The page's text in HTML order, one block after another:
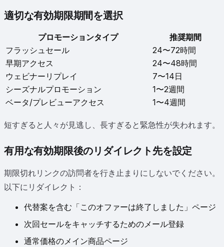
適切な有効期限期間を選択
プロモーションタイプ
推奨期間
フラッシュセール
24〜72時間
早期アクセス
24〜48時間
ウェビナーリプレイ
7〜14日
シーズナルプロモーション
1〜2週間
ベータ/プレビューアクセス
1〜4週間
短すぎると人々が見逃し、長すぎると緊急性が失われます。
有用な有効期限後のリダイレクト先を設定
期限切れリンクの訪問者を行き止まりにしないでください。
以下にリダイレクト：
代替案を含む「このオファーは終了しました」ページ
次回セールをキャッチするためのメール登録
通常価格のメイン商品ページ